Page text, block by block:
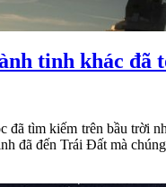
tinh khác đã
đã tìm kiếm trên bầu trời
đã đến Trái Đất mà